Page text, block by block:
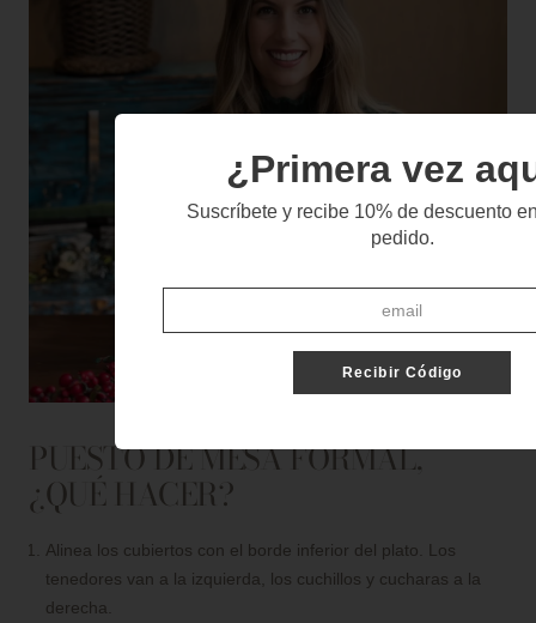
PUESTO DE MESA FORMAL,
¿QUÉ HACER?
Alinea los cubiertos con el borde inferior del plato. Los
tenedores van a la izquierda, los cuchillos y cucharas a la
derecha.
¿Primera vez
Suscríbete y recibe 10% de descuento
pedido.
Recibir Código